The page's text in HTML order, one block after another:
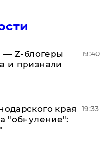
— Z-блогеры
и признали
19:40
края
"обнуление":
19:33